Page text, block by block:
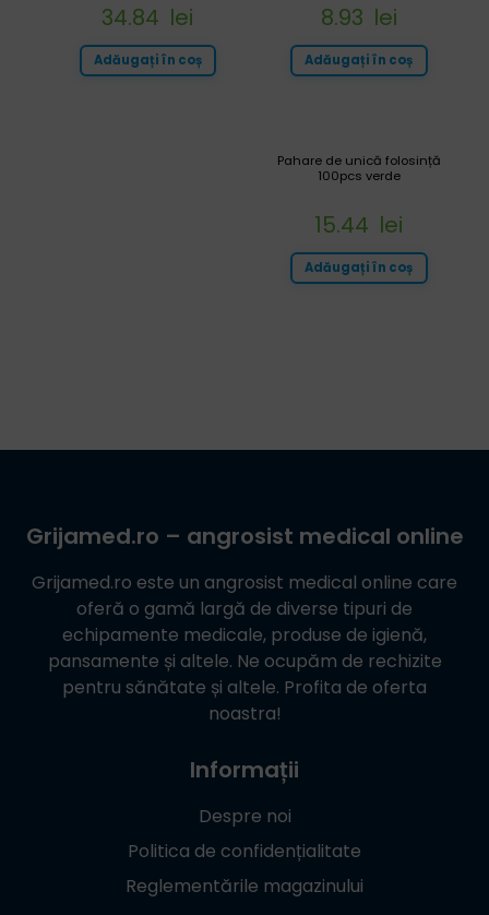
8.93 lei
Adăugați în coș
34.84 lei
Adăugați în coș
Pahare de unică folosință
100pcs verde
15.44 lei
Adăugați în coș
Grijamed.ro – angrosist medical online
Grijamed.ro este un angrosist medical online care
oferă o gamă largă de diverse tipuri de
echipamente medicale, produse de igienă,
pansamente și altele. Ne ocupăm de rechizite
pentru sănătate și altele. Profita de oferta
noastra!
Informații
Despre noi
Politica de confidențialitate
Reglementările magazinului